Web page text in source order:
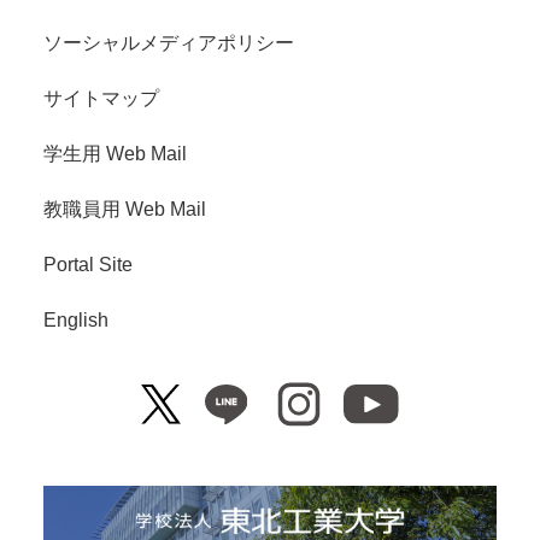
ソーシャルメディアポリシー
サイトマップ
学生用 Web Mail
教職員用 Web Mail
Portal Site
English